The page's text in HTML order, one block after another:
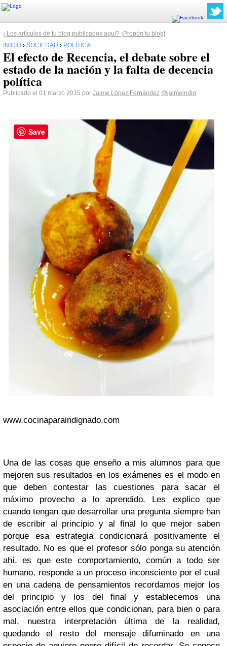
¿Los artículos de tu blog publicados aquí? ¡Propón tu blog!
INICIO › SOCIEDAD › POLÍTICA
El efecto de Recencia, el debate sobre el
estado de la nación y la falta de decencia
política
Publicado el 01 marzo 2015 por Jaime López Fernández @jaimeindig
www.cocinaparaindignado.com
Una de las cosas que enseño a mis alumnos para que
mejoren sus resultados en los exámenes es el modo en
que deben contestar las cuestiones para sacar el
máximo provecho a lo aprendido. Les explico que
cuando tengan que desarrollar una pregunta siempre han
de escribir al principio y al final lo que mejor saben
porque esa estrategia condicionará positivamente el
resultado. No es que el profesor sólo ponga su atención
ahí, es que este comportamiento, común a todo ser
humano, responde a un proceso inconsciente por el cual
en una cadena de pensamientos recordamos mejor los
del principio y los del final y establecemos una
asociación entre ellos que condicionan, para bien o para
mal, nuestra interpretación última de la realidad,
quedando el resto del mensaje difuminado en una
Save